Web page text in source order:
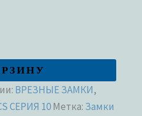
ВРЕЗНЫЕ ЗАМКИ,
СЕРИЯ 10Метка: Замки